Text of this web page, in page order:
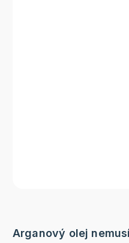
Arganový olej